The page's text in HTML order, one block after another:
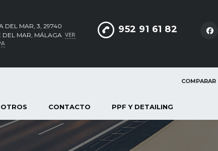
952 91 61 82
DEL MAR, 3, 29740
DEL MAR, MÁLAGA VER
COMPARAR
CONTACTO PPF Y DETAILING